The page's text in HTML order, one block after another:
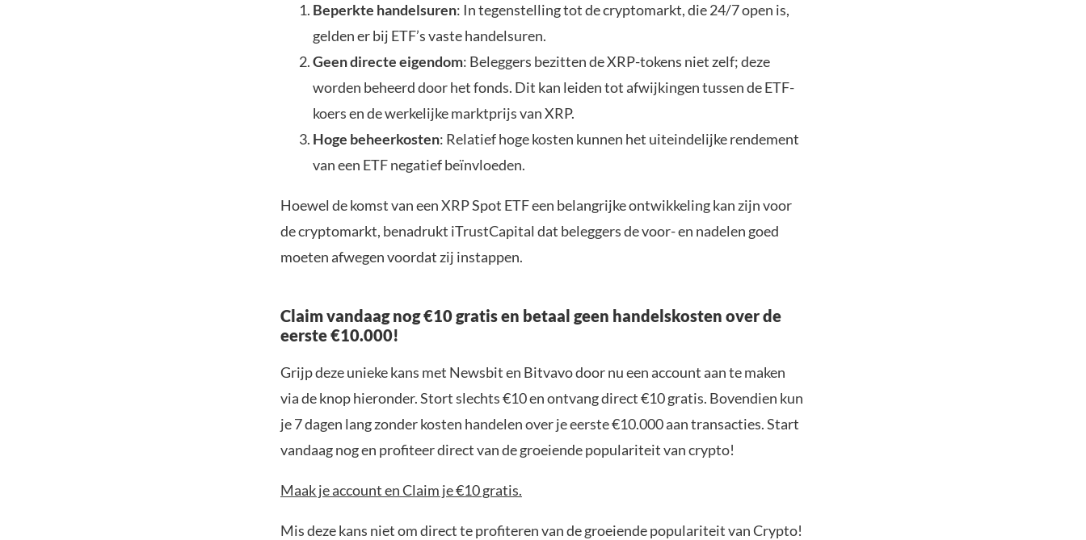
Beperkte handelsuren: In tegenstelling tot de cryptomarkt, die 24/7 open is,
gelden er bij ETF’s vaste handelsuren.
Geen directe eigendom: Beleggers bezitten de XRP-tokens niet zelf; deze
worden beheerd door het fonds. Dit kan leiden tot afwijkingen tussen de ETF-
koers en de werkelijke marktprijs van XRP.
Hoge beheerkosten: Relatief hoge kosten kunnen het uiteindelijke rendement
van een ETF negatief beïnvloeden.
Hoewel de komst van een XRP Spot ETF een belangrijke ontwikkeling kan zijn voor
de cryptomarkt, benadrukt iTrustCapital dat beleggers de voor- en nadelen goed
moeten afwegen voordat zij instappen.
Claim vandaag nog €10 gratis en betaal geen handelskosten over de
eerste €10.000!
Grijp deze unieke kans met Newsbit en Bitvavo door nu een account aan te maken
via de knop hieronder. Stort slechts €10 en ontvang direct €10 gratis. Bovendien kun
je 7 dagen lang zonder kosten handelen over je eerste €10.000 aan transacties. Start
vandaag nog en profiteer direct van de groeiende populariteit van crypto!
Maak je account en Claim je €10 gratis.
Mis deze kans niet om direct te profiteren van de groeiende populariteit van Crypto!